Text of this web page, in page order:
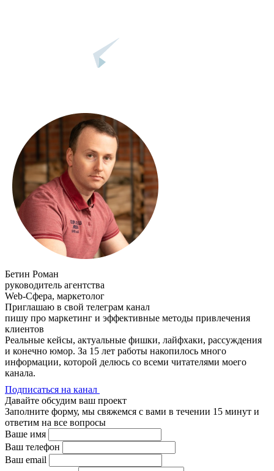
Бетин Роман
руководитель агентства
Web-Сфера, маркетолог
Приглашаю в свой телеграм канал
пишу про маркетинг и эффективные методы привлечения
клиентов
Реальные кейсы, актуальные фишки, лайфхаки, рассуждения
и конечно юмор. За 15 лет работы накопилось много
информации, которой делюсь со всеми читателями моего
канала.
Подписаться на канал
Давайте обсудим ваш проект
Заполните форму, мы свяжемся с вами в течении 15 минут и
ответим на все вопросы
Ваше имя
Ваш телефон
Ваш email